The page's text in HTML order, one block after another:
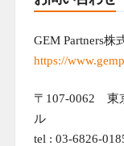
GEM Partners株
https://
〒107-0062 東
ル
tel : 03-6826-